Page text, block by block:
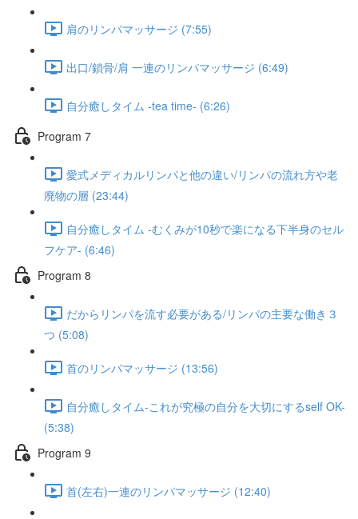
肩のリンパマッサージ (7:55)
出口/鎖骨/肩 一連のリンパマッサージ (6:49)
自分癒しタイム -tea time- (6:26)
Program 7
愛式メディカルリンパと他の違い/リンパの流れ方や老
廃物の層 (23:44)
自分癒しタイム -むくみが10秒で楽になる下半身のセル
フケア- (6:46)
Program 8
だからリンパを流す必要がある/リンパの主要な働き３
つ (5:08)
首のリンパマッサージ (13:56)
自分癒しタイム-これが究極の自分を大切にするself OK-
(5:38)
Program 9
首(左右)一連のリンパマッサージ (12:40)